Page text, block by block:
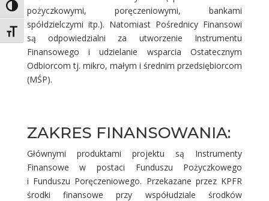
Toggle High Contrast
Toggle Font size
pożyczkowymi, poręczeniowymi, bankami
spółdzielczymi itp.). Natomiast Pośrednicy Finansowi
są odpowiedzialni za utworzenie Instrumentu
Finansowego i udzielanie wsparcia Ostatecznym
Odbiorcom tj. mikro, małym i średnim przedsiębiorcom
(MŚP).
ZAKRES FINANSOWANIA:
Głównymi produktami projektu są Instrumenty
Finansowe w postaci Funduszu Pożyczkowego
i Funduszu Poręczeniowego. Przekazane przez KPFR
środki finansowe przy współudziale środków